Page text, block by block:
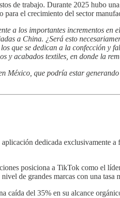
de trabajo. Durante 2025 hubo
para el crecimiento del sector
a los importantes incrementos
a China. ¿Será esto
que se dedican a la confección y
y acabados textiles, en donde la
México, que podría estar
dedicada exclusivamente
posiciona a TikTok como el
de grandes marcas con una
caída del 35% en su alcance